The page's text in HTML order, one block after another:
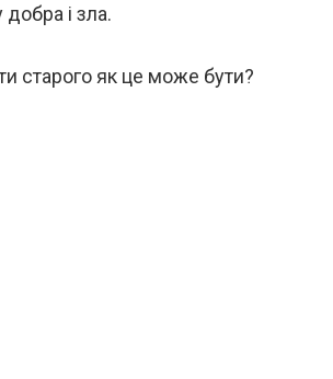
і зла.
старого як це може бути?